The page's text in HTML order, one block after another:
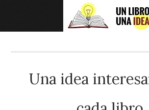
Una idea